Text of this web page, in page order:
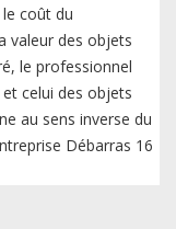
coût du
valeur des objets
le professionnel
celui des objets
au sens inverse du
Débarras 16